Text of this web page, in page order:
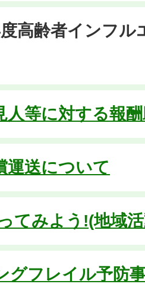
高齢者インフル
人等に対する報
運送について
てみよう!(地域
グフレイル予防